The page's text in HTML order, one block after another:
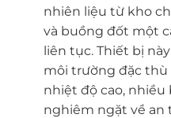
nhiên liệu từ kho
và buồng đốt một
liên tục. Thiết bị
môi trường đặc thù
nhiệt độ cao, nhiều
nghiêm ngặt về an